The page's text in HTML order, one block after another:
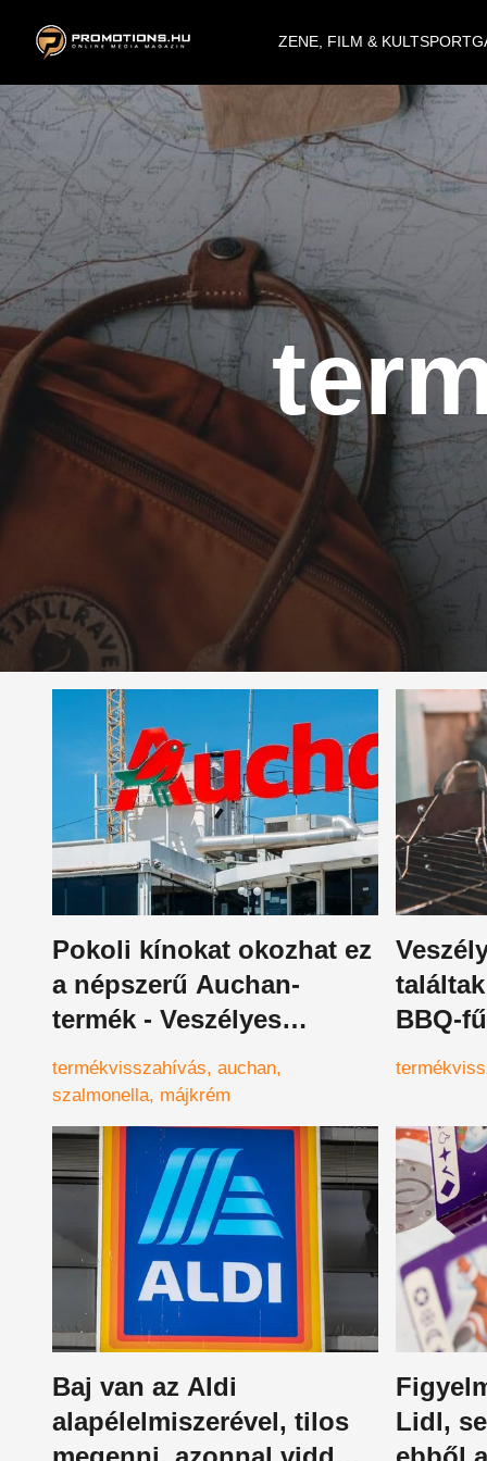
ZENE, FILM & KULTSPORT
Pokoli kínokat okozhat ez
a népszerű Auchan-
termék - Veszélyes
baktériumot találtak
benne!
termékvisszahívás auchan
szalmonella májkrém
BBQ-
Baj van az Aldi
alapélelmiszerével, tilos
Lidl,